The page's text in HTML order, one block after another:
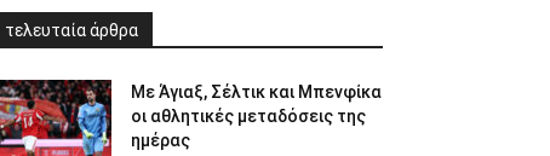
τελευταία άρθρα
Με Άγιαξ, Σέλτικ και Μπενφίκα
οι αθλητικές μεταδόσεις της
ημέρας